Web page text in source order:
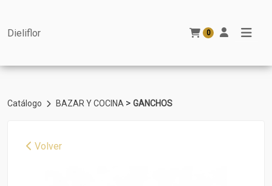
Dieliflor 0
Catálogo BAZAR Y COCINA > GANCHOS
Volver